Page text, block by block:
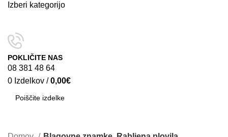
Izberi kategorijo
POKLIČITE NAS
08 381 48 64
0 Izdelkov / 0,00€